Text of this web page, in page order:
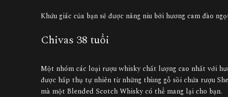
Khứu giác của bạn sẽ được nâng niu bởi hương cam đào
Chivas 38 tuổi
Một nhóm các loại rượu whisky chất lượng cao nhất với
được hấp thụ tự nhiên từ những thùng gỗ sồi chứa rượu
mà một Blended Scotch Whisky có thể mang lại cho bạn.